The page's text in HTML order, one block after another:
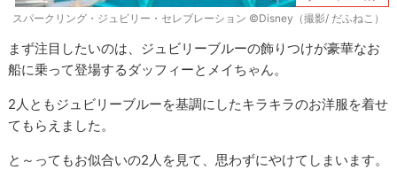
スパークリング・ジュビリー・セレブレーション ©Disney（撮影/ だふねこ）
まず注目したいのは、ジュビリーブルーの飾りつけが豪華なお
船に乗って登場するダッフィーとメイちゃん。
2人ともジュビリーブルーを基調にしたキラキラのお洋服を着せ
てもらえました。
と～ってもお似合いの2人を見て、思わずにやけてしまいます。